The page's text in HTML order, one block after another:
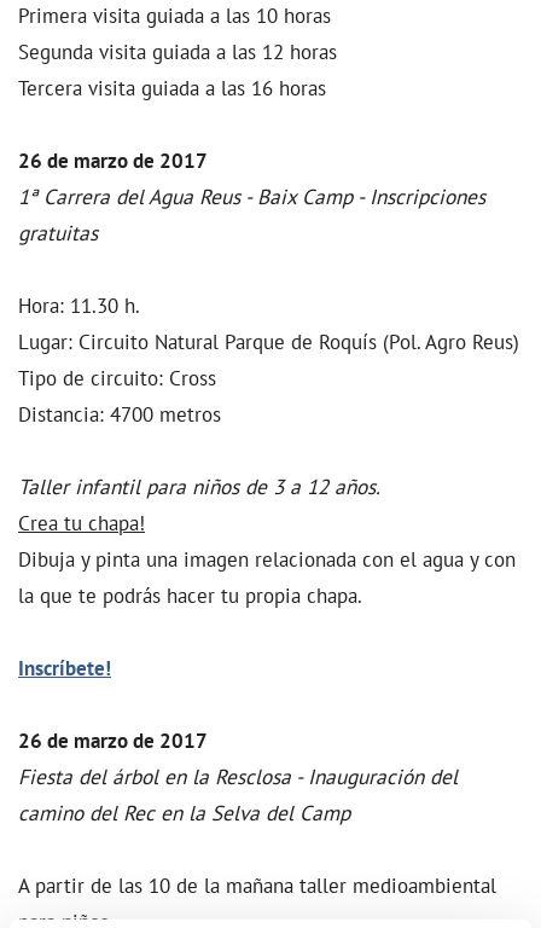
Primera visita guiada a las 10 horas
Segunda visita guiada a las 12 horas
Tercera visita guiada a las 16 horas
26 de marzo de 2017
1ª Carrera del Agua Reus - Baix Camp - Inscripciones
gratuitas
Hora: 11.30 h.
Lugar: Circuito Natural Parque de Roquís (Pol. Agro Reus)
Tipo de circuito: Cross
Distancia: 4700 metros
Taller infantil para niños de 3 a 12 años.
Crea tu chapa!
Dibuja y pinta una imagen relacionada con el agua y con
la que te podrás hacer tu propia chapa.
Inscríbete!
26 de marzo de 2017
Fiesta del árbol en la Resclosa - Inauguración del
camino del Rec en la Selva del Camp
A partir de las 10 de la mañana taller medioambiental
para niños.